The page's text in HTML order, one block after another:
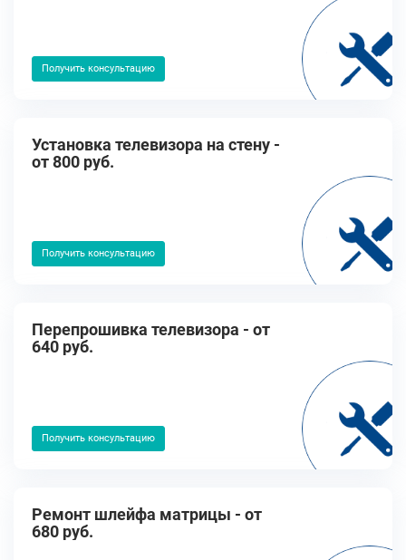
Получить консультацию
Установка телевизора на стену -
от 800 руб.
Получить консультацию
Перепрошивка телевизора - от
640 руб.
Получить консультацию
Ремонт шлейфа матрицы - от
680 руб.